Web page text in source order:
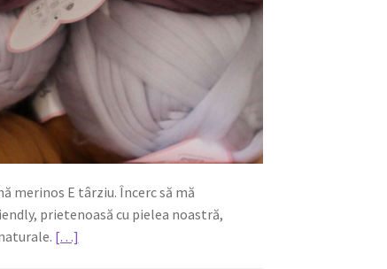
merinos E târziu. Încerc să mă
prietenoasă cu pielea noastră,
[…]